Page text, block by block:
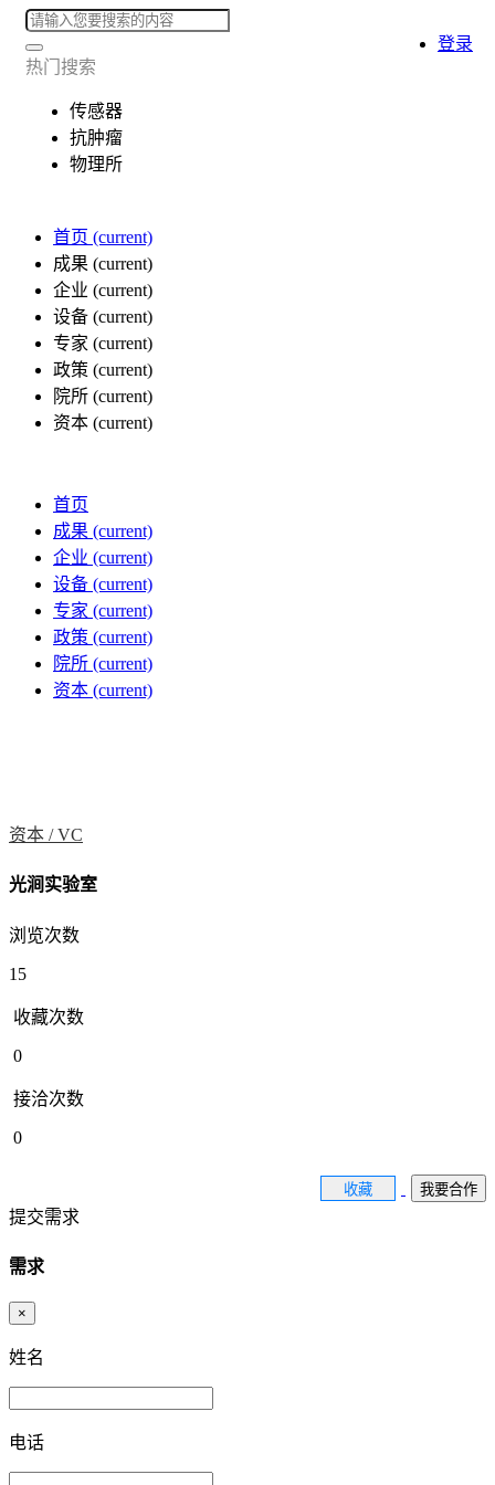
热门搜索
传感器
抗肿瘤
物理所
首页 (current)
成果 (current)
企业 (current)
设备 (current)
专家 (current)
政策 (current)
院所 (current)
资本 (current)
登录
首页
成果 (current)
企业 (current)
设备 (current)
专家 (current)
政策 (current)
院所 (current)
资本 (current)
资本 /VC
光涧实验室
浏览次数
15
收藏次数
0
接洽次数
0
收藏 我要合作
提交需求
需求
×
姓名
电话